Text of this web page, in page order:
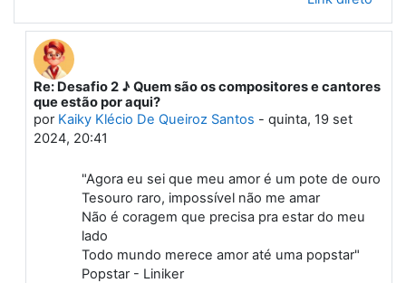
Em resposta à Primeiro post
Re: Desafio 2 ♪ Quem são os compositores e cantores
que estão por aqui?
por Kaiky Klécio De Queiroz Santos - quinta, 19 set
2024, 20:41
"Agora eu sei que meu amor é um pote de ouro
Tesouro raro, impossível não me amar
Não é coragem que precisa pra estar do meu
lado
Todo mundo merece amor até uma popstar"
Popstar - Liniker